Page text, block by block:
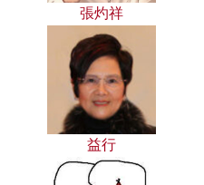
張灼祥
益行